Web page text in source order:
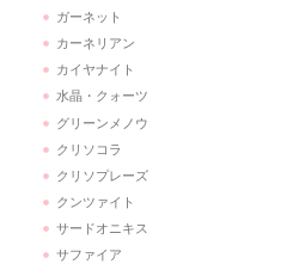
ガーネット
カーネリアン
カイヤナイト
水晶・クォーツ
グリーンメノウ
クリソコラ
クリソプレーズ
クンツァイト
サードオニキス
サファイア